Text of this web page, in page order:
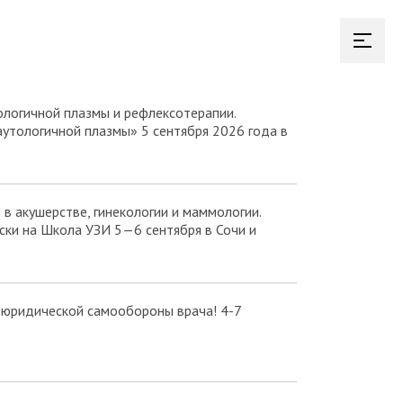
плазмы и рефлексотерапии.
плазмы» 5 сентября 2026 года в
акушерстве, гинекологии и маммологии.
на Школа УЗИ 5—6 сентября в Сочи и
самообороны врача! 4-7